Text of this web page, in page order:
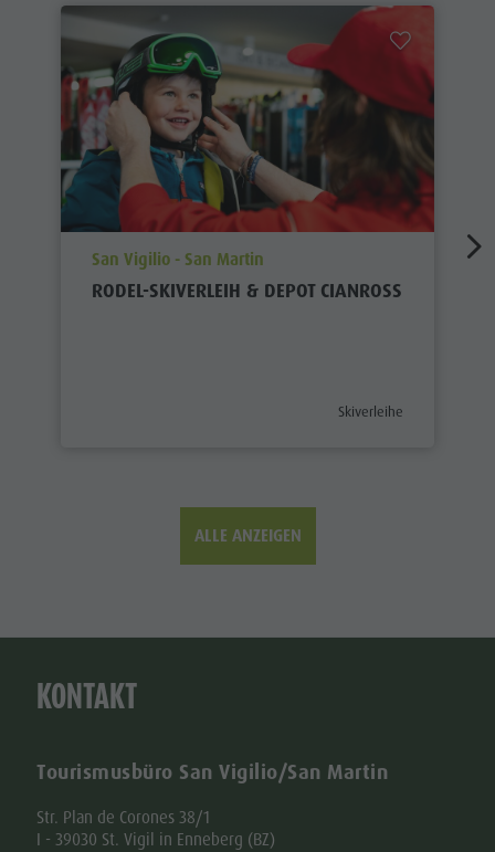
aria.poi_location_prefix
San Vigilio - San Martin
RODEL-SKIVERLEIH & DEPOT CIANROSS
aria.poi_category_prefix
Skiverleihe
ALLE ANZEIGEN
KONTAKT
Tourismusbüro San Vigilio/San Martin
Str. Plan de Corones 38/1
I - 39030 St. Vigil in Enneberg (BZ)